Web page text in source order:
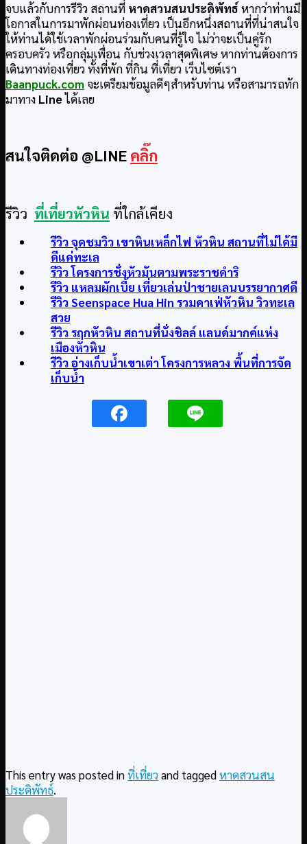
จบแล้วกับการรีวิว สถานที่ หาดสวนสนประดิพัทธ์ หากว่าท่านมี
โอกาสในการมาพักผ่อนท่องเที่ยว เป็นอีกหนึ่งสถานที่ที่น่าสนใจ
ให้ท่านได้ใช้เวลาพักผ่อนร่วมกับคนที่รู้ใจ ไม่ว่าจะเป็นคู่รัก
ครอบครัว หรือกลุ่มเพื่อน กับช่วงเวลาสุดพิเศษ หากท่านต้องการ
เดินทางท่องเที่ยว ทั้งที่พัก ที่กิน ที่เที่ยว เว็บไซต์เรา
Baanpuck.com จะเตรียมข้อมูลดีๆสำหรับท่าน หรือสามารถทัก
มาทาง Lineได้เลย
สนใจติดต่อ @LINE คลิ๊ก
รีวิว ที่เที่ยวหัวหิน ที่ใกล้เคียง
รีวิว จุดชมวิว เขาหินเหล็กไฟ หัวหิน สถานที่ไม่ได้มี
ดีแค่ทะเล
รีวิว โครงการชั่งหัวมันตามพระราชดำริ
รีวิว แหลมผักเบี้ย เที่ยวเล่นป่าชายเลนบรรยากาศดี
รีวิว Seenspace Hua Hin รวมคาเฟ่หัวหิน วิวทะเล
สวย
รีวิว รฤกหัวหิน สถานที่นั่งชิลล์ แลนด์มากค์แห่ง
เมืองหัวหิน
รีวิว อ่างเก็บน้ำเขาเต่า โครงการหลวง พื้นที่การจัด
เก็บน้ำ
This entry was posted inที่เที่ยวand taggedหาดสวนสน
ประดิพัทธ์.